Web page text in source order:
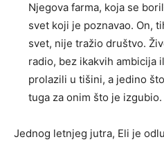
Njegova farma, koja se
svet koji je poznavao. On,
svet, nije tražio društvo.
radio, bez ikakvih ambicija
prolazili u tišini, a jedino
tuga za onim što je izgubio.
Jednog letnjeg jutra, Eli je